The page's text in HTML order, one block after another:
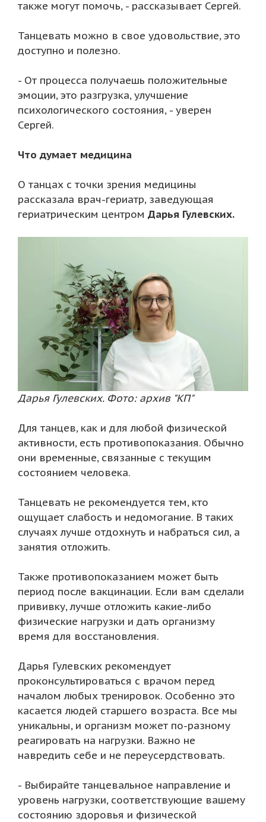
также могут помочь, - рассказывает Сергей.
Танцевать можно в свое удовольствие, это
доступно и полезно.
- От процесса получаешь положительные
эмоции, это разгрузка, улучшение
психологического состояния, - уверен
Сергей.
Что думает медицина
О танцах с точки зрения медицины
рассказала врач-гериатр, заведующая
гериатрическим центром Дарья Гулевских.
Дарья Гулевских. Фото: архив "КП"
Для танцев, как и для любой физической
активности, есть противопоказания. Обычно
они временные, связанные с текущим
состоянием человека.
Танцевать не рекомендуется тем, кто
ощущает слабость и недомогание. В таких
случаях лучше отдохнуть и набраться сил, а
занятия отложить.
Также противопоказанием может быть
период после вакцинации. Если вам сделали
прививку, лучше отложить какие-либо
физические нагрузки и дать организму
время для восстановления.
Дарья Гулевских рекомендует
проконсультироваться с врачом перед
началом любых тренировок. Особенно это
касается людей старшего возраста. Все мы
уникальны, и организм может по-разному
реагировать на нагрузки. Важно не
навредить себе и не переусердствовать.
- Выбирайте танцевальное направление и
уровень нагрузки, соответствующие вашему
состоянию здоровья и физической